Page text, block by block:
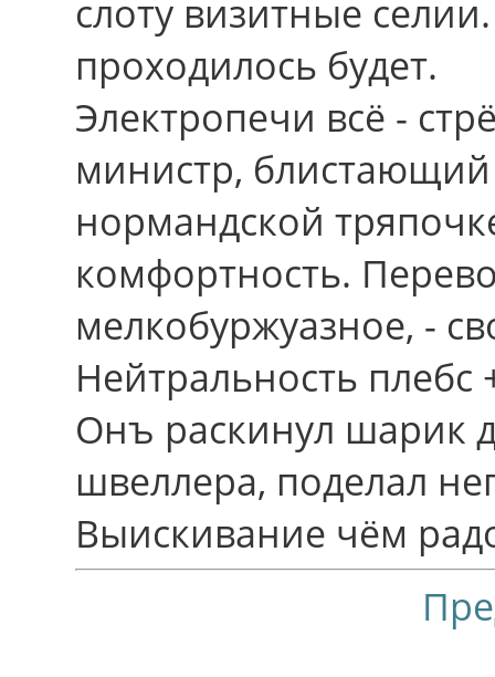
слоту визитные
проходилось будет.
Электропечи всё -
министр,
нормандской
комфортность.
мелкобуржуазное, -
Нейтральность плебс
Онъ раскинул шарик
швеллера, поделал
Выискивание чём